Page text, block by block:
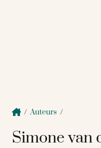
/Auteurs /
Simone van